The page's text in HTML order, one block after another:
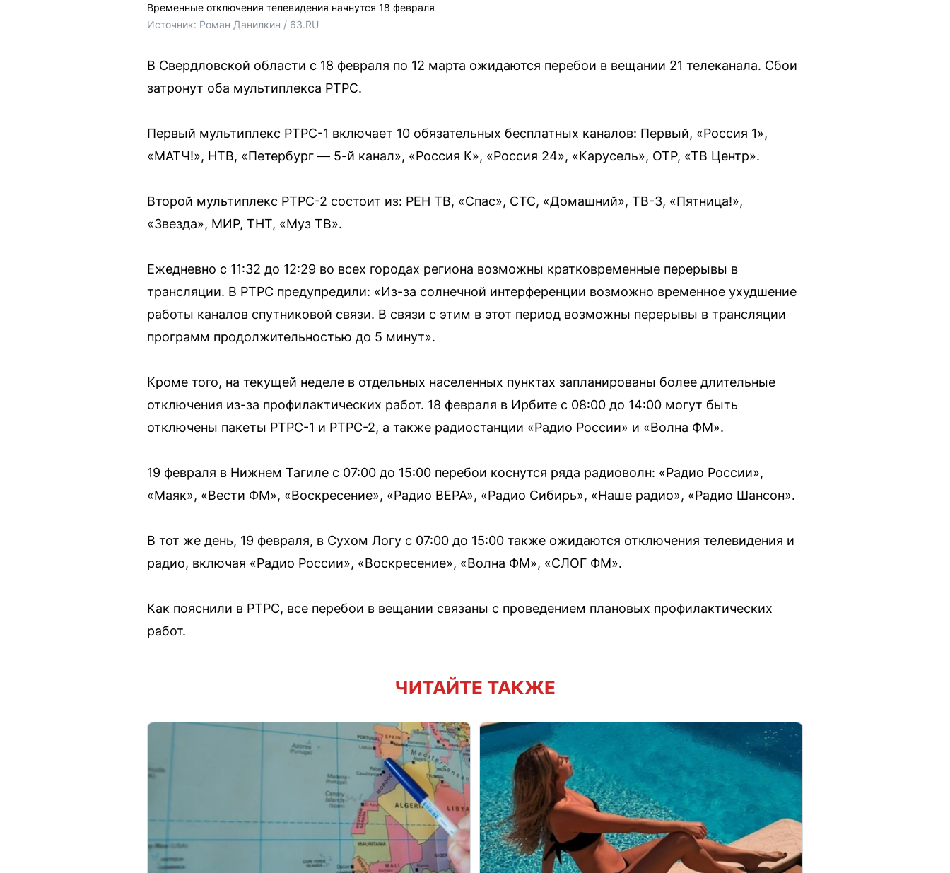
Временные отключения телевидения начнутся 18 февраля
Источник: Роман Данилкин / 63.RU
В Свердловской области с 18 февраля по 12 марта ожидаются перебои в вещании 21 телеканала. Сбои
затронут оба мультиплекса РТРС.
Первый мультиплекс РТРС-1 включает 10 обязательных бесплатных каналов: Первый, «Россия 1»,
«МАТЧ!», НТВ, «Петербург — 5-й канал», «Россия К», «Россия 24», «Карусель», ОТР, «ТВ Центр».
Второй мультиплекс РТРС-2 состоит из: РЕН ТВ, «Спас», СТС, «Домашний», ТВ-3, «Пятница!»,
«Звезда», МИР, ТНТ, «Муз ТВ».
Ежедневно с 11:32 до 12:29 во всех городах региона возможны кратковременные перерывы в
трансляции. В РТРС предупредили: «Из-за солнечной интерференции возможно временное ухудшение
работы каналов спутниковой связи. В связи с этим в этот период возможны перерывы в трансляции
программ продолжительностью до 5 минут».
Кроме того, на текущей неделе в отдельных населенных пунктах запланированы более длительные
отключения из-за профилактических работ. 18 февраля в Ирбите с 08:00 до 14:00 могут быть
отключены пакеты РТРС-1 и РТРС-2, а также радиостанции «Радио России» и «Волна ФМ».
19 февраля в Нижнем Тагиле с 07:00 до 15:00 перебои коснутся ряда радиоволн: «Радио России»,
«Маяк», «Вести ФМ», «Воскресение», «Радио ВЕРА», «Радио Сибирь», «Наше радио», «Радио Шансон».
В тот же день, 19 февраля, в Сухом Логу с 07:00 до 15:00 также ожидаются отключения телевидения и
радио, включая «Радио России», «Воскресение», «Волна ФМ», «СЛОГ ФМ».
Как пояснили в РТРС, все перебои в вещании связаны с проведением плановых профилактических
работ.
ЧИТАЙТЕ ТАКЖЕ